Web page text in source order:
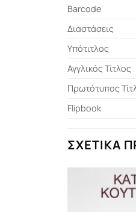
Barcode
Διαστάσεις
Υπότιτλος
Αγγλικός Τίτλος
Πρωτότυπος
Flipbook
ΣΧΕΤΙΚΆ